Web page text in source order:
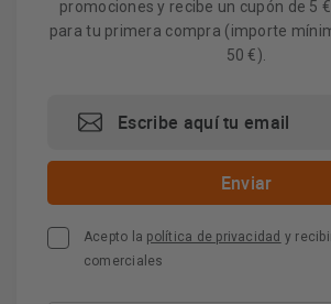
promociones y recibe un cupón de 5
para tu primera compra (importe
50 €).
Acepto la política de privacidad y
comerciales